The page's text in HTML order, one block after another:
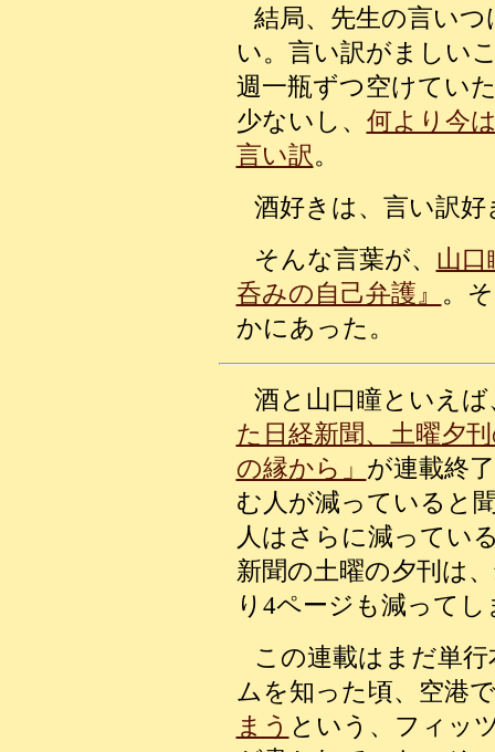
結局、先生の言い
い。言い訳がましい
週一瓶ずつ空けてい
少ないし、 何より今
言い訳。
酒好きは、言い訳
そんな言葉が、 山口
呑みの自己弁護』 。
かにあった。
酒と山口瞳といえば
た日経新聞、土曜夕
の縁から」 が連載終
む人が減っていると
人はさらに減ってい
新聞の土曜の夕刊は
り4ページも減ってし
この連載はまだ単
ムを知った頃、空港で
まう という、フィッ